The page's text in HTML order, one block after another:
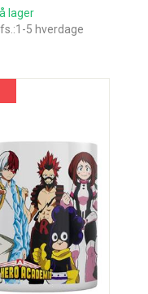
lager
5 hverdage